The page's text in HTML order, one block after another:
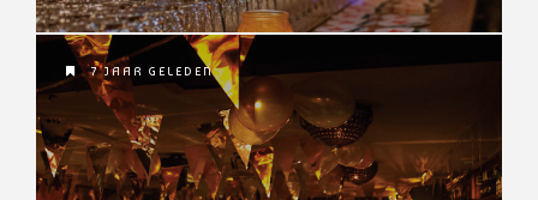
7 JAAR GELEDEN